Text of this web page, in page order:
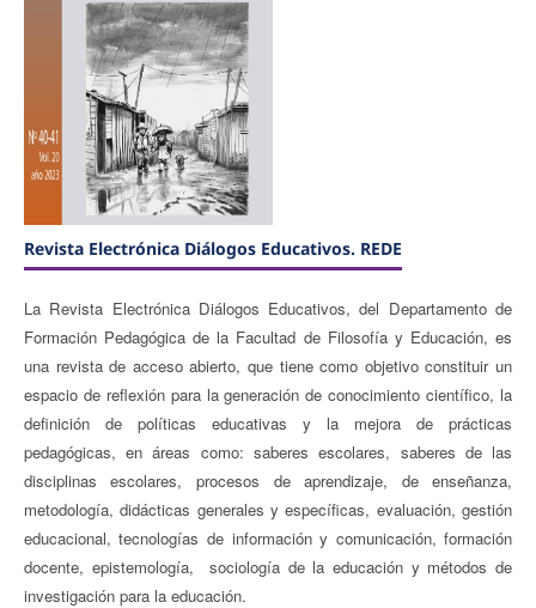
Revista Electrónica Diálogos Educativos. REDE
La Revista Electrónica Diálogos Educativos, del Departamento de
Formación Pedagógica de la Facultad de Filosofía y Educación, es
una revista de acceso abierto, que tiene como objetivo constituir un
espacio de reflexión para la generación de conocimiento científico, la
definición de políticas educativas y la mejora de prácticas
pedagógicas, en áreas como: saberes escolares, saberes de las
disciplinas escolares, procesos de aprendizaje, de enseñanza,
metodología, didácticas generales y específicas, evaluación, gestión
educacional, tecnologías de información y comunicación, formación
docente, epistemología, sociología de la educación y métodos de
investigación para la educación.